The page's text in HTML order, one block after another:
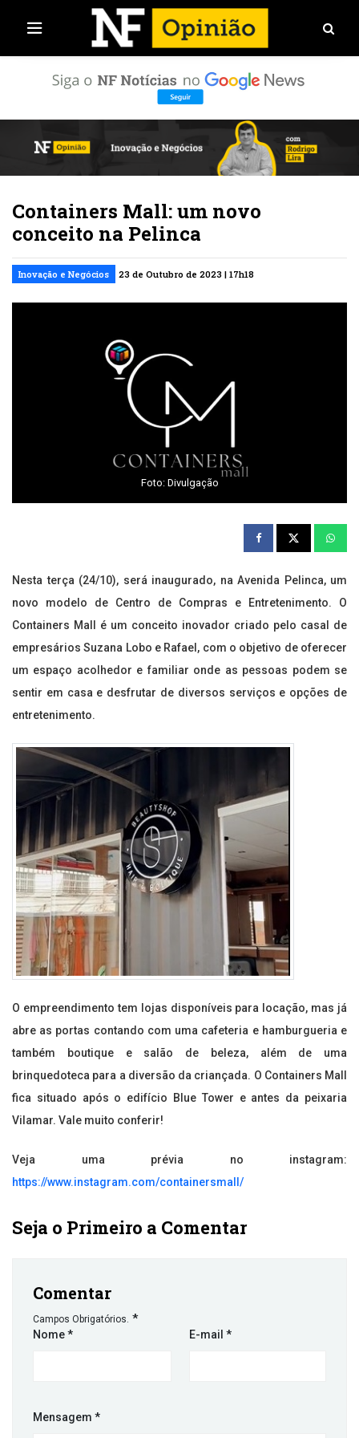
Containers Mall: um novo
conceito na Pelinca
Inovação e Negócios 23 de Outubro de 2023 | 17h18
Foto: Divulgação
Nesta terça (24/10), será inaugurado, na Avenida Pelinca, um
novo modelo de Centro de Compras e Entretenimento. O
Containers Mall é um conceito inovador criado pelo casal de
empresários Suzana Lobo e Rafael, com o objetivo de oferecer
um espaço acolhedor e familiar onde as pessoas podem se
sentir em casa e desfrutar de diversos serviços e opções de
entretenimento.
O empreendimento tem lojas disponíveis para locação, mas já
abre as portas contando com uma cafeteria e hamburgueria e
também boutique e salão de beleza, além de uma
brinquedoteca para a diversão da criançada. O Containers Mall
fica situado após o edifício Blue Tower e antes da peixaria
Vilamar. Vale muito conferir!
Veja uma prévia no instagram:
https://www.instagram.com/containersmall/
Seja o Primeiro a Comentar
Comentar
Campos Obrigatórios. *
Nome* E-mail *
Mensagem *